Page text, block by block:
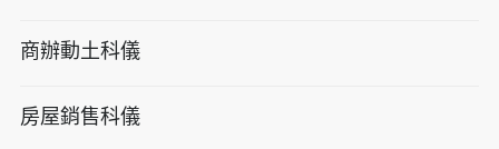
商辦動土科儀
房屋銷售科儀